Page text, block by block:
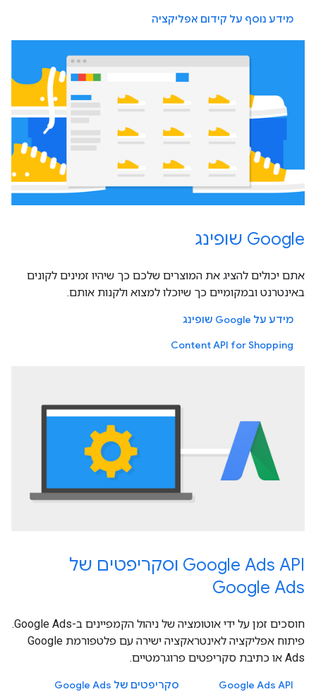
מידע נוסף על קידום אפליקציה
Google שופינג
אתם יכולים להציג את המוצרים שלכם כך שיהיו זמינים לקונים
באינטרנט ובמקומיים כך שיוכלו למצוא ולקנות אותם.
מידע על Google שופינג
Content API for Shopping
Google Ads API וסקריפטים של
Google Ads
חוסכים זמן על ידי אוטומציה של ניהול הקמפיינים ב-Google Ads.
פיתוח אפליקציה לאינטראקציה ישירה עם פלטפורמת Google
Ads או כתיבת סקריפטים פרוגרמטיים.
Google Ads API סקריפטים של Google Ads